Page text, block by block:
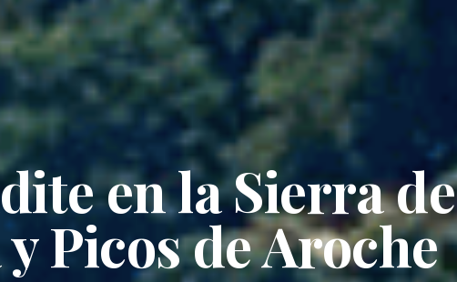
en la Sierra de
Picos de Aroche